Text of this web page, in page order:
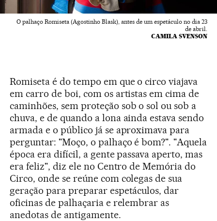
O palhaço Romiseta (Agostinho Blask), antes de um espetáculo no dia 23
de abril.
CAMILA SVENSON
Romiseta é do tempo em que o circo viajava
em carro de boi, com os artistas em cima de
caminhões, sem proteção sob o sol ou sob a
chuva, e de quando a lona ainda estava sendo
armada e o público já se aproximava para
perguntar: "Moço, o palhaço é bom?". "Aquela
época era difícil, a gente passava aperto, mas
era feliz", diz ele no Centro de Memória do
Circo, onde se reúne com colegas de sua
geração para preparar espetáculos, dar
oficinas de palhaçaria e relembrar as
anedotas de antigamente.